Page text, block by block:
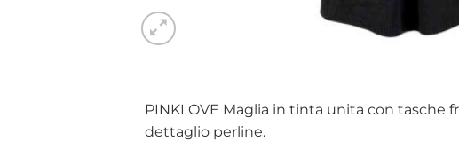
PINKLOVE Maglia in tinta unita con tasche
dettaglio perline.